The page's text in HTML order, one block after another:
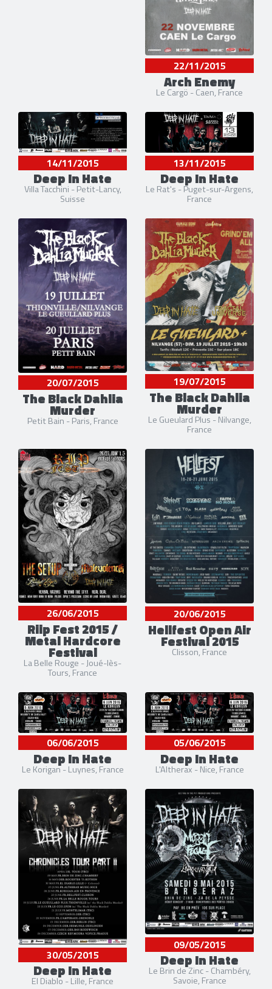
22/11/2015
Arch Enemy
Le Cargö - Caen, France
14/11/2015
Deep In Hate
Villa Tacchini - Petit-Lancy,
Suisse
13/11/2015
Deep In Hate
Le Rat's - Puget-sur-Argens,
France
20/07/2015
The Black Dahlia
Murder
Petit Bain - Paris, France
19/07/2015
The Black Dahlia
Murder
Le Gueulard Plus - Nilvange,
France
26/06/2015
Riip Fest 2015 /
Metal Hardcore
Festival
La Belle Rouge - Joué-lès-
Tours, France
20/06/2015
Hellfest Open Air
Festival 2015
Clisson, France
06/06/2015
Deep In Hate
Le Korigan - Luynes, France
05/06/2015
Deep In Hate
L'Altherax - Nice, France
30/05/2015
Deep In Hate
El Diablo - Lille, France
09/05/2015
Deep In Hate
Le Brin de Zinc - Chambéry,
Savoie, France